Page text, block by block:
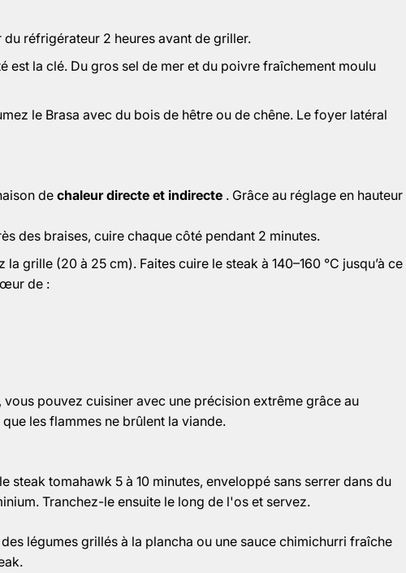
du réfrigérateur 2 heures avant de griller.
est la clé. Du gros sel de mer et du poivre fraîchement moulu
le Brasa avec du bois de hêtre ou de chêne. Le foyer latéral
de chaleur directe et indirecte . Grâce au réglage en hauteur
des braises, cuire chaque côté pendant 2 minutes.
la grille (20 à 25 cm). Faites cuire le steak à 140–160 °C jusqu’à ce
de :
pouvez cuisiner avec une précision extrême grâce au
les flammes ne brûlent la viande.
steak tomahawk 5 à 10 minutes, enveloppé sans serrer dans du
Tranchez-le ensuite le long de l'os et servez.
légumes grillés à la plancha ou une sauce chimichurri fraîche